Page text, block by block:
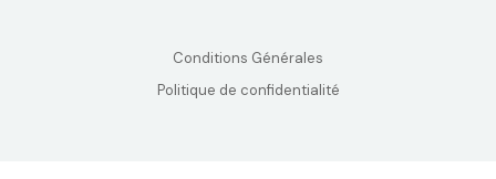
Conditions Générales
Politique de confidentialité